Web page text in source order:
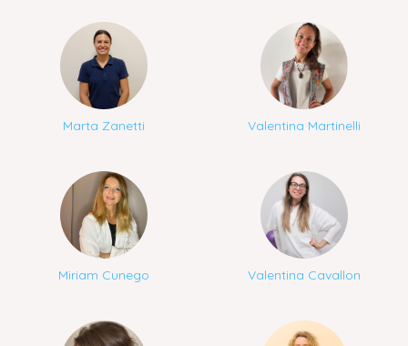
Marta Zanetti Valentina Martinelli
Miriam Cunego Valentina Cavallon